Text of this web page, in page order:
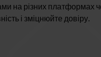
на різних платформах
і зміцнюйте довіру.